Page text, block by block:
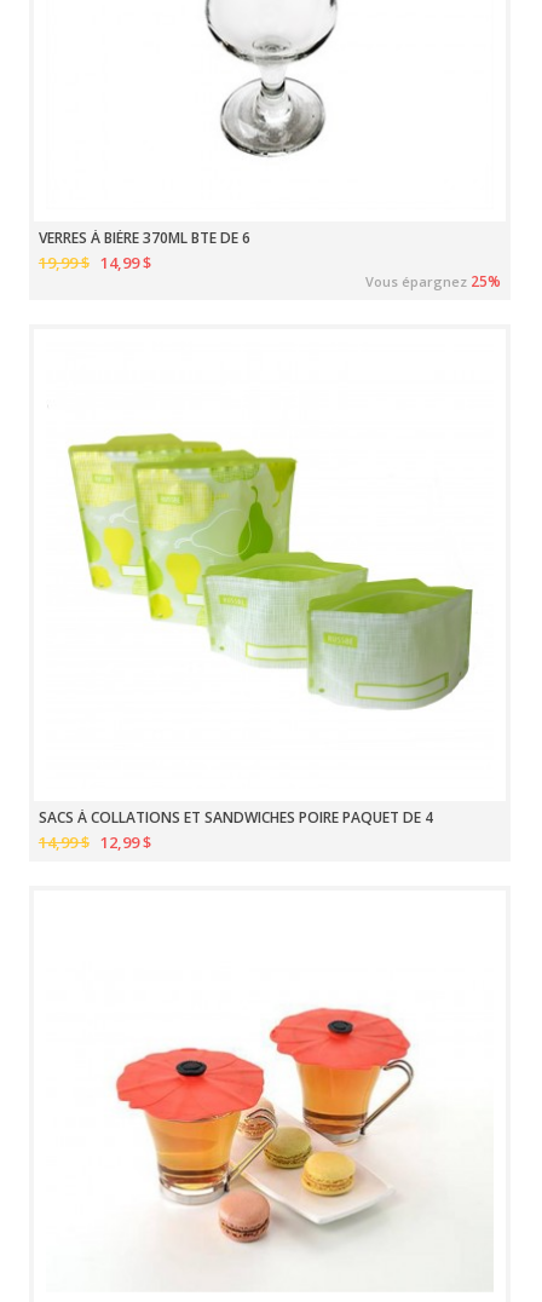
VERRES À BIÈRE 370ML BTE DE 6
19,99 $ 14,99 $
Vous épargnez 25%
SACS À COLLATIONS ET SANDWICHES POIRE PAQUET DE 4
14,99 $ 12,99 $